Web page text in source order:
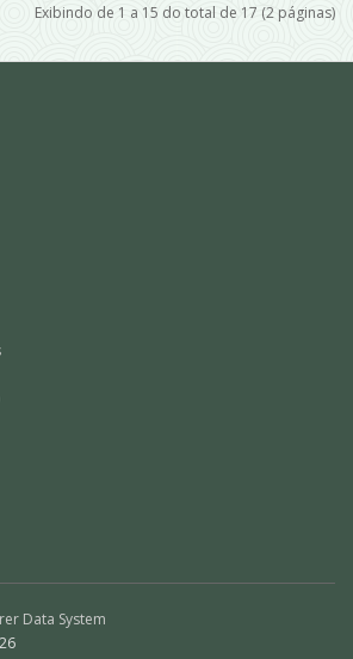
Exibindo de 1 a 15 do total de 17 (2 páginas)
Data System